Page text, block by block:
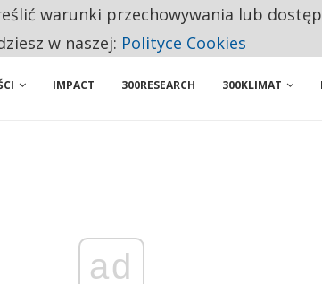
SĄ DWA PODMIOTY Z POLSKI
IMPACT 300RESEARCH 300KLIMAT
ad
warunki przechowywania lub
w naszej: Polityce Cookies